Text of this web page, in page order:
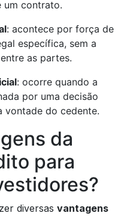
um contrato.
: acontece por força de
específica, sem a
as partes.
: ocorre quando a
por uma decisão
vontade do cedente.
da
para
diversas vantagens